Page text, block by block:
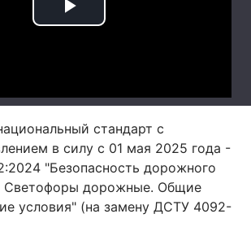
стандарт с
в силу с 01 мая 2025 года -
"Безопасность дорожного
Светофоры дорожные. Общие
условия" (на замену ДСТУ 4092-